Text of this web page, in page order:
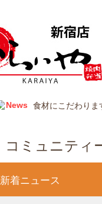
News 食材にこだわりま
2025年12月31日
コミュニティ
新着ニュース